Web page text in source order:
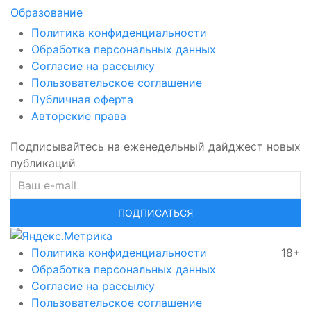
Образование
Политика конфиденциальности
Обработка персональных данных
Согласие на рассылку
Пользовательское соглашение
Публичная оферта
Авторские права
Подписывайтесь на еженедельный дайджест новых
публикаций
ПОДПИСАТЬСЯ
Политика конфиденциальности
Обработка персональных данных
Согласие на рассылку
Пользовательское соглашение
18+